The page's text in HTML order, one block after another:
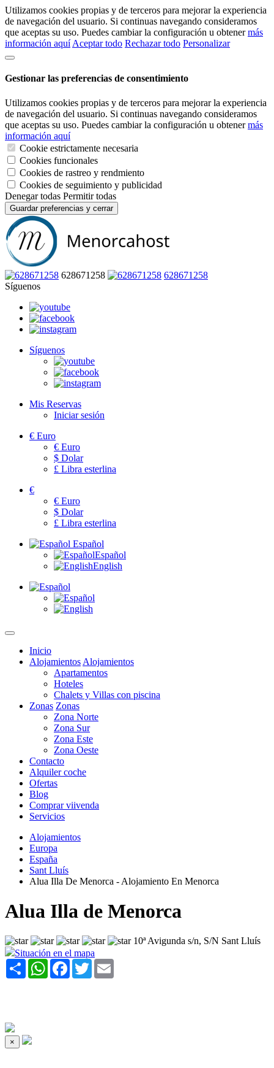
Utilizamos cookies propias y de terceros para mejorar la experiencia
de navegación del usuario. Si continuas navegando consideramos
que aceptas su uso. Puedes cambiar la configuración u obtenermás
información aquí Aceptar todo Rechazar todo Personalizar
Gestionar las preferencias de consentimiento
Utilizamos cookies propias y de terceros para mejorar la experiencia
de navegación del usuario. Si continuas navegando consideramos
que aceptas su uso. Puedes cambiar la configuración u obtenermás
información aquí
Cookie estrictamente necesaria
Cookies funcionales
Cookies de rastreo y rendmiento
Cookies de seguimiento y publicidad
Denegar todas Permitir todas
Guardar preferencias y cerrar
628671258
628671258
Síguenos
Síguenos
Mis Reservas
Iniciar sesión
€ Euro
€ Euro
$ Dolar
£ Libra esterlina
€
€ Euro
$ Dolar
£ Libra esterlina
Español
Español
English
Inicio
Alojamientos Alojamientos
Apartamentos
Hoteles
Chalets y Villas con piscina
Zonas Zonas
Zona Norte
Zona Sur
Zona Este
Zona Oeste
Contacto
Alquiler coche
Ofertas
Blog
Comprar viivenda
Servicios
Alojamientos
Europa
España
Sant Lluís
Alua Illa De Menorca - Alojamiento En Menorca
Alua Illa de Menorca
10ª Avigunda s/n, S/N Sant Lluís
Situación en el mapa
Share WhatsAppFacebook
Twitter
×